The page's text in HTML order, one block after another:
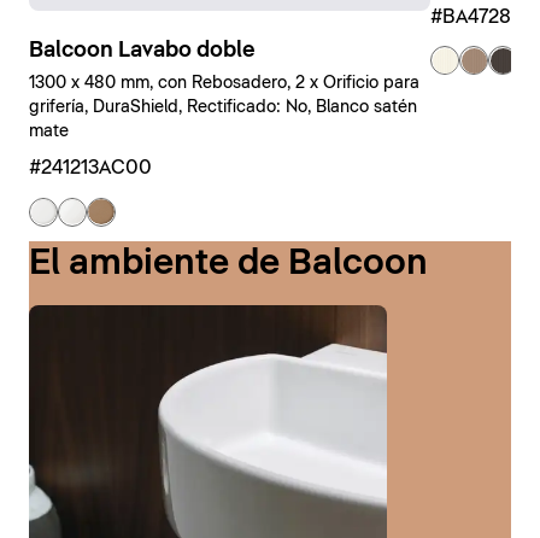
Balcoon Lavabo doble
1300 x 480 mm, con Rebosadero, 2 x Orificio para
grifería, DuraShield, Rectificado: No, Blanco satén
mate
#241213AC00
El ambiente de Balcoon